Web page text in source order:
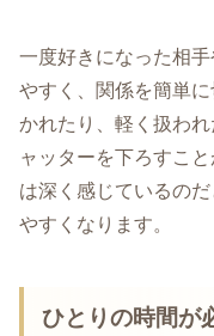
一度好きになった相
やすく、関係を簡単
かれたり、軽く扱わ
ャッターを下ろすこ
は深く感じているの
やすくなります。
ひとりの時間が